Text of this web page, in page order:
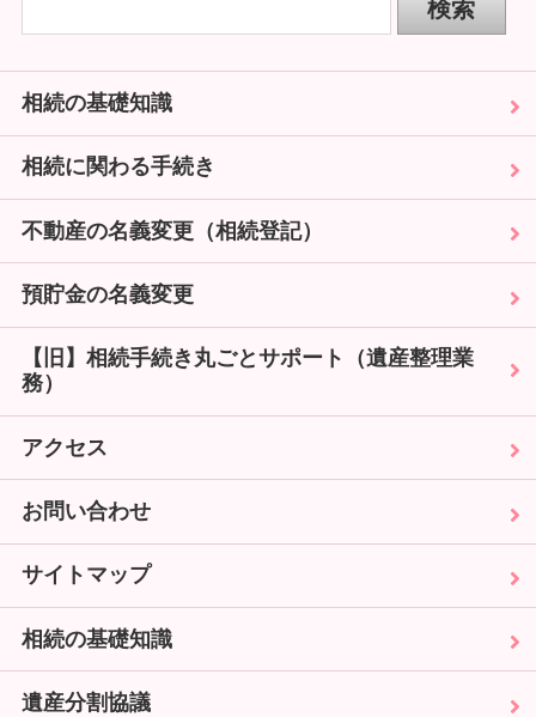
相続の基礎知識
相続に関わる手続き
不動産の名義変更（相続登記）
預貯金の名義変更
【旧】相続手続き丸ごとサポート（遺産整理業
務）
アクセス
お問い合わせ
サイトマップ
相続の基礎知識
遺産分割協議